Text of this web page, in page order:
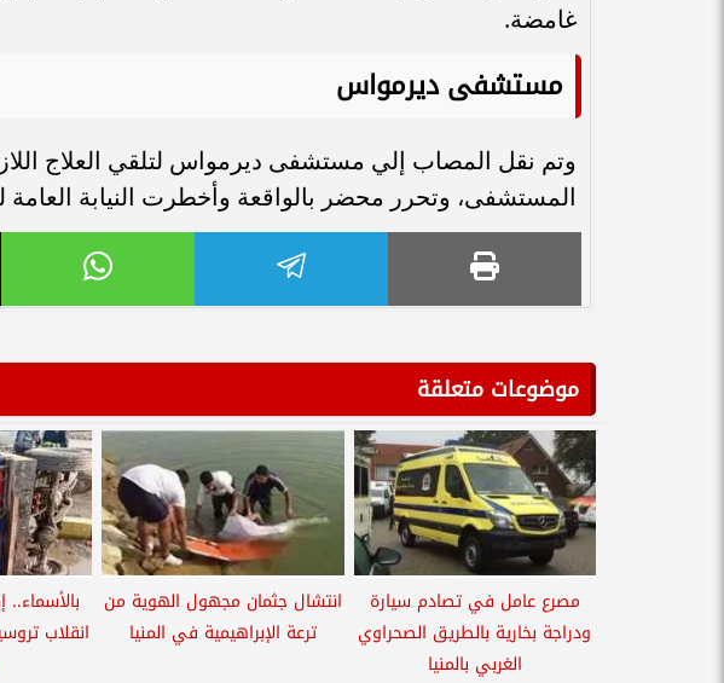
غامضة.
مستشفى ديرمواس
وتم نقل المصاب إلي مستشفى ديرمواس لتلقي العلاج
المستشفى، وتحرر محضر بالواقعة وأخطرت النيابة العامة
موضوعات متعلقة
مصرع عامل في تصادم سيارة
ودراجة بخارية بالطريق الصحراوي
الغربي بالمنيا
انتشال جثمان مجهول الهوية من
ترعة الإبراهيمية في المنيا
انقلاب